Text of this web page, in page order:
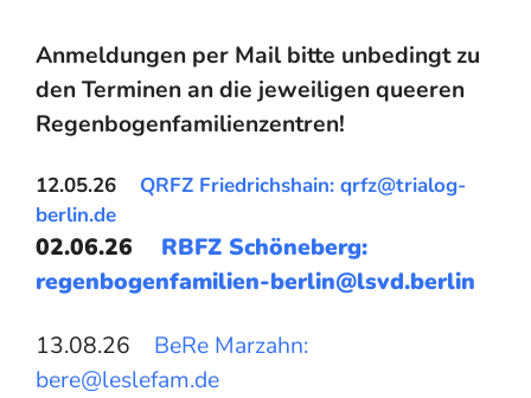
Anmeldungen per Mail bitte unbedingt zu
den Terminen an die jeweiligen queeren
Regenbogenfamilienzentren!
12.05.26 QRFZ Friedrichshain: qrfz@trialog-
berlin.de
02.06.26 RBFZ Schöneberg:
regenbogenfamilien-berlin@lsvd.berlin
13.08.26 BeRe Marzahn:
bere@leslefam.de